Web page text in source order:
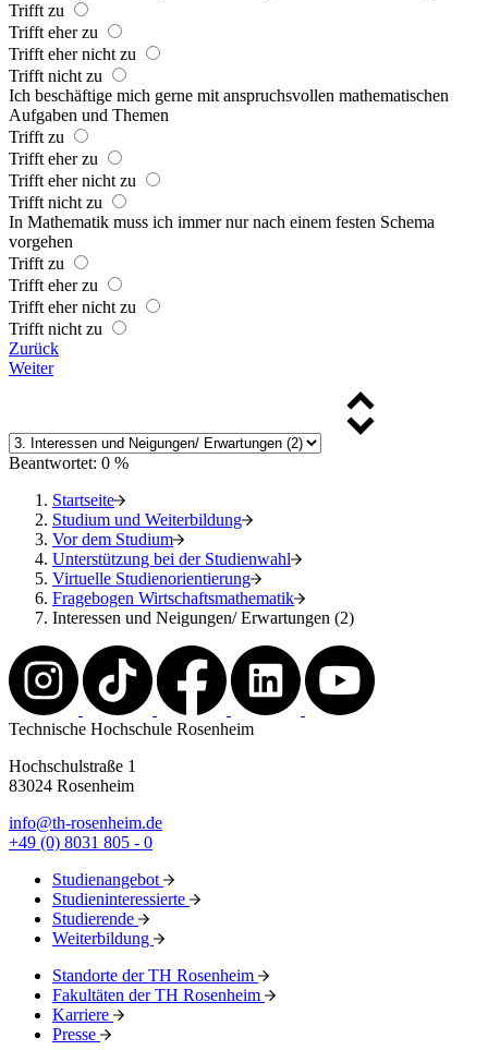
Trifft zu
Trifft eher zu
Trifft eher nicht zu
Trifft nicht zu
Ich beschäftige mich gerne mit anspruchsvollen mathematischen
Aufgaben und Themen
Trifft zu
Trifft eher zu
Trifft eher nicht zu
Trifft nicht zu
In Mathematik muss ich immer nur nach einem festen Schema
vorgehen
Trifft zu
Trifft eher zu
Trifft eher nicht zu
Trifft nicht zu
Zurück
Weiter
Beantwortet: 0 %
Startseite
Studium und Weiterbildung
Vor dem Studium
Unterstützung bei der Studienwahl
Virtuelle Studienorientierung
Fragebogen Wirtschaftsmathematik
Interessen und Neigungen/ Erwartungen (2)
Technische Hochschule Rosenheim
Hochschulstraße 1
83024 Rosenheim
info@th-rosenheim.de
+49 (0) 8031 805 - 0
Studienangebot
Studieninteressierte
Studierende
Weiterbildung
Standorte der TH Rosenheim
Fakultäten der TH Rosenheim
Karriere
Presse